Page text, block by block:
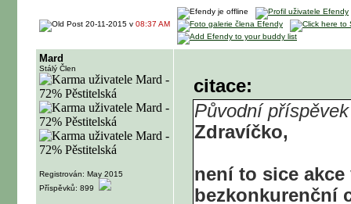
20-11-2015 v 08:37 AM
Mard
Stálý Člen
Registrován: May 2015
Příspěvků: 899
citace:
Původní
Zdravíčko,
není to sice akce
bezkonkurenční